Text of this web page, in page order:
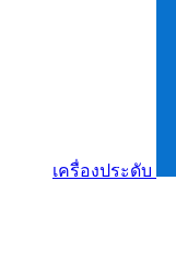
เครื่องประดับ